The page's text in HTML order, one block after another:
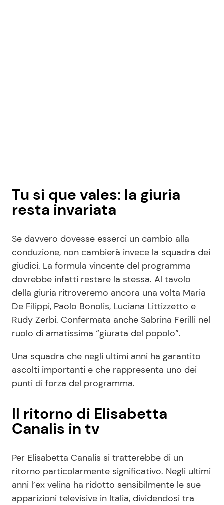
Tu si que vales: la giuria
resta invariata
Se davvero dovesse esserci un cambio alla
conduzione, non cambierà invece la squadra dei
giudici. La formula vincente del programma
dovrebbe infatti restare la stessa. Al tavolo
della giuria ritroveremo ancora una volta Maria
De Filippi, Paolo Bonolis, Luciana Littizzetto e
Rudy Zerbi. Confermata anche Sabrina Ferilli nel
ruolo di amatissima “giurata del popolo”.
Una squadra che negli ultimi anni ha garantito
ascolti importanti e che rappresenta uno dei
punti di forza del programma.
Il ritorno di Elisabetta
Canalis in tv
Per Elisabetta Canalis si tratterebbe di un
ritorno particolarmente significativo. Negli ultimi
anni l’ex velina ha ridotto sensibilmente le sue
apparizioni televisive in Italia, dividendosi tra